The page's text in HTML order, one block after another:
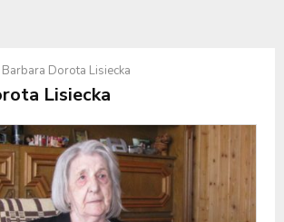
Barbara Dorota Lisiecka
Lisiecka